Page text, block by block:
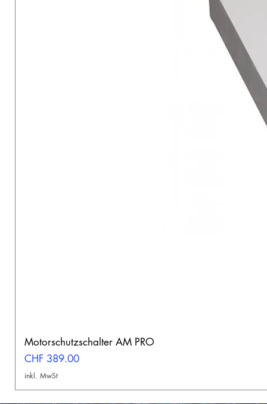
Motorschutzschalter AM PRO
Preis
CHF 389.00
inkl. MwSt